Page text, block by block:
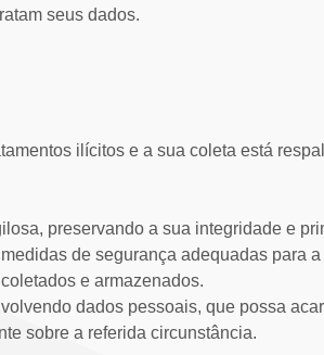
seus dados.
ilícitos e a sua coleta está
preservando a sua integridade e
de segurança adequadas para
e armazenados.
dados pessoais, que possa
sobre a referida circunstância.